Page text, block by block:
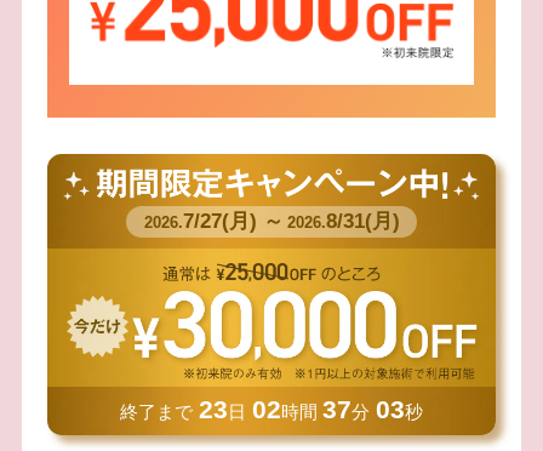
2026.7/27(月) ～ 2026.8/31(月)
終了まで 23日 02時間 37分 01秒